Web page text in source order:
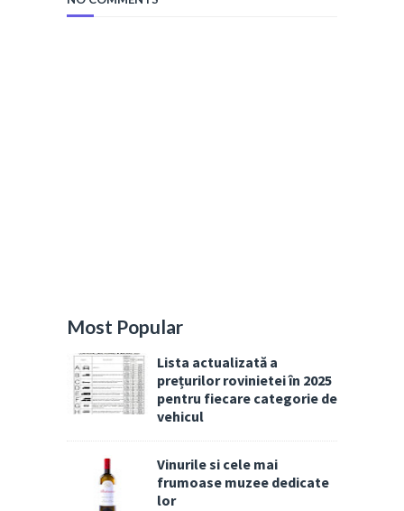
Most Popular
Lista actualizată a
prețurilor rovinietei în 2025
pentru fiecare categorie de
vehicul
Vinurile si cele mai
frumoase muzee dedicate
lor